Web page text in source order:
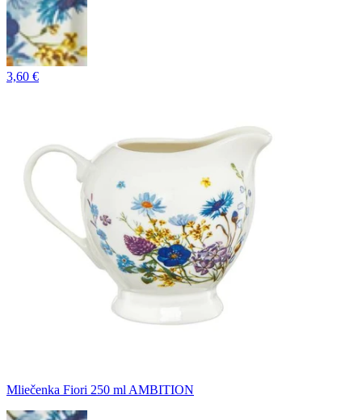
3,60 €
Mliečenka Fiori 250 ml AMBITION